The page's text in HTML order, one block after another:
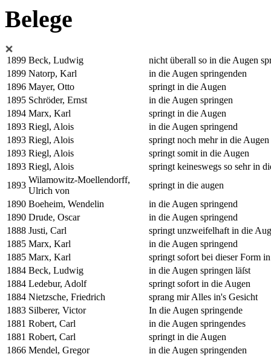
Belege
1899 Beck, Ludwig
nicht überall so in die Augen
1899 Natorp, Karl
in die Augen springenden
1896 Mayer, Otto
springt in die Augen
1895 Schröder, Ernst
in die Augen springen
1894 Marx, Karl
springt in die Augen
1893 Riegl, Alois
in die Augen springend
1893 Riegl, Alois
springt noch mehr in die Augen
1893 Riegl, Alois
springt somit in die Augen
1893 Riegl, Alois
springt keineswegs so sehr in
1893
Wilamowitz-Moellendorff,
Ulrich von
springt in die augen
1890 Boeheim, Wendelin
in die Augen springend
1890 Drude, Oscar
in die Augen springend
1888 Justi, Carl
springt unzweifelhaft in die
1885 Marx, Karl
in die Augen springend
1885 Marx, Karl
springt sofort bei dieser Form
1884 Beck, Ludwig
in die Augen springen läſst
1884 Ledebur, Adolf
springt sofort in die Augen
1884 Nietzsche, Friedrich
sprang mir Alles in's Gesicht
1883 Silberer, Victor
In die Augen springende
1881 Robert, Carl
in die Augen springendes
1881 Robert, Carl
springt in die Augen
1866 Mendel, Gregor
in die Augen springenden